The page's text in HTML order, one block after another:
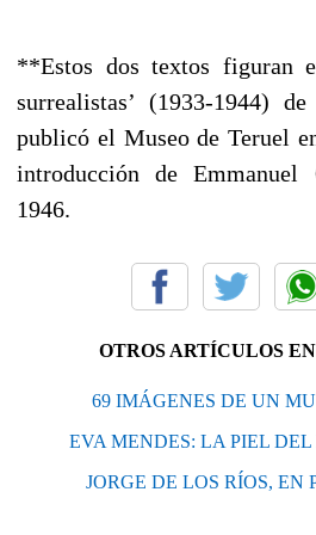
**Estos dos textos figuran
surrealistas’ (1933-1944)
publicó el Museo de Teruel
introducción de Emmanuel
1946.
OTROS ARTÍCULOS
69 IMÁGENES DE UN
EVA MENDES: LA PIEL DEL
JORGE DE LOS RÍOS, EN